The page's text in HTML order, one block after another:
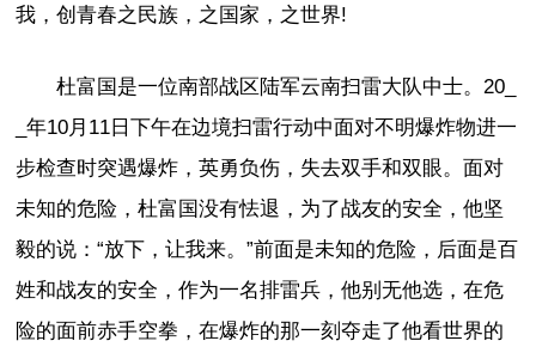
我，创青春之民族，之国家，之世界!
杜富国是一位南部战区陆军云南扫雷大队中士。20_
_年10月11日下午在边境扫雷行动中面对不明爆炸物进一
步检查时突遇爆炸，英勇负伤，失去双手和双眼。面对
未知的危险，杜富国没有怯退，为了战友的安全，他坚
毅的说：“放下，让我来。”前面是未知的危险，后面是百
姓和战友的安全，作为一名排雷兵，他别无他选，在危
险的面前赤手空拳，在爆炸的那一刻夺走了他看世界的